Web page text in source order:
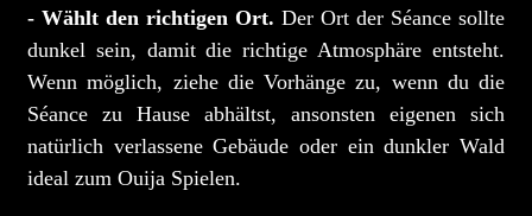
- Wählt den richtigen Ort. Der Ort der Séance sollte
dunkel sein, damit die richtige Atmosphäre entsteht.
Wenn möglich, ziehe die Vorhänge zu, wenn du die
Séance zu Hause abhältst, ansonsten eigenen sich
natürlich verlassene Gebäude oder ein dunkler Wald
ideal zum Ouija Spielen.